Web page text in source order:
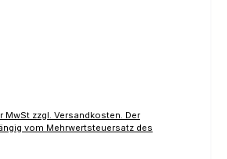
Der
vom Mehrwertsteuersatz des